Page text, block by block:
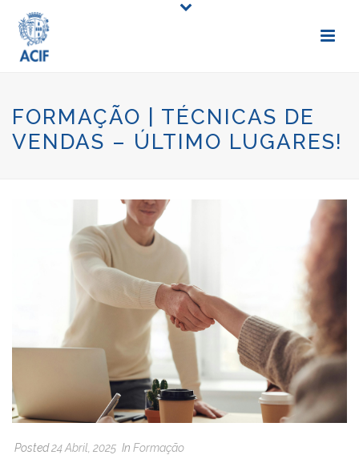
FORMAÇÃO | TÉCNICAS DE
VENDAS – ÚLTIMO LUGARES!
Posted24 Abril, 2025 In Formação